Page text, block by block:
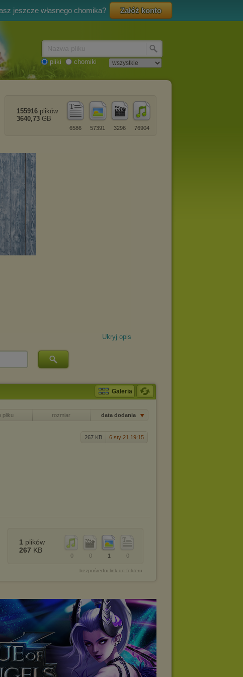
jeszcze własnego chomika? Załóż konto
pliki chomiki
76904
3296
57391
6586
155916 plików
3640,73 GB
Ukryj opis
Galeria
pliku rozmiar data dodania
267 KB 6 sty 21 19:15
0
1
0
0
1 plików
267 KB
bezpośredni link do folderu